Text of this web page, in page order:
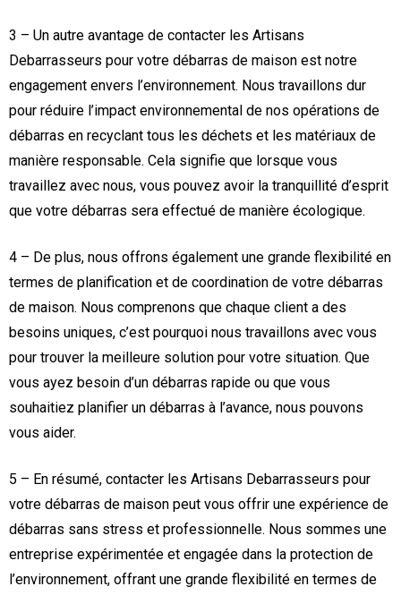
3 – Un autre avantage de contacter les Artisans
Debarrasseurs pour votre débarras de maison est notre
engagement envers l’environnement. Nous travaillons dur
pour réduire l’impact environnemental de nos opérations de
débarras en recyclant tous les déchets et les matériaux de
manière responsable. Cela signifie que lorsque vous
travaillez avec nous, vous pouvez avoir la tranquillité d’esprit
que votre débarras sera effectué de manière écologique.
4 – De plus, nous offrons également une grande flexibilité en
termes de planification et de coordination de votre débarras
de maison. Nous comprenons que chaque client a des
besoins uniques, c’est pourquoi nous travaillons avec vous
pour trouver la meilleure solution pour votre situation. Que
vous ayez besoin d’un débarras rapide ou que vous
souhaitiez planifier un débarras à l’avance, nous pouvons
vous aider.
5 – En résumé, contacter les Artisans Debarrasseurs pour
votre débarras de maison peut vous offrir une expérience de
débarras sans stress et professionnelle. Nous sommes une
entreprise expérimentée et engagée dans la protection de
l’environnement, offrant une grande flexibilité en termes de